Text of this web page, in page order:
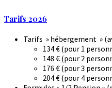
Tarifs 2026
Tarifs » hébergement »
134 € (pour 1
148 € (pour 2
176 € (pour 3
204 € (pour 4